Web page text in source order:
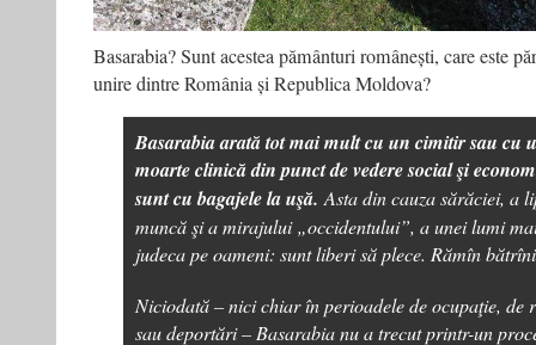
Basarabia? Sunt acestea pământuri românești, care este
unire dintre România și Republica Moldova?
Basarabia arată tot mai mult cu un cimitir sau cu
moarte clinică din punct de vedere social şi
sunt cu bagajele la uşă. Asta din cauza sărăciei, a
muncă şi a mirajului „occidentului”, a unei lumi
judeca pe oameni: sunt liberi să plece. Rămîn
Niciodată – nici chiar în perioadele de ocupaţie, de
sau deportări – Basarabia nu a trecut printr-un